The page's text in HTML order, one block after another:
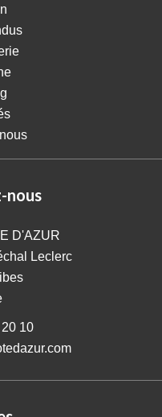
nous
D'AZUR
Leclerc
10